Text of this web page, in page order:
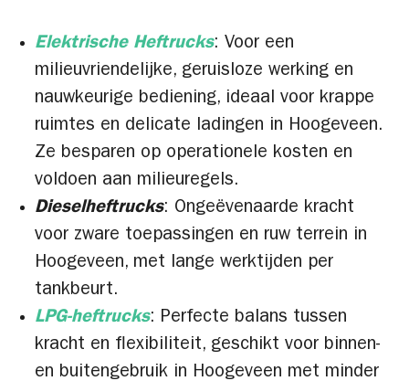
Elektrische Heftrucks: Voor een
milieuvriendelijke, geruisloze werking en
nauwkeurige bediening, ideaal voor krappe
ruimtes en delicate ladingen in Hoogeveen.
Ze besparen op operationele kosten en
voldoen aan milieuregels.
Dieselheftrucks: Ongeëvenaarde kracht
voor zware toepassingen en ruw terrein in
Hoogeveen, met lange werktijden per
tankbeurt.
LPG-heftrucks: Perfecte balans tussen
kracht en flexibiliteit, geschikt voor binnen-
en buitengebruik in Hoogeveen met minder